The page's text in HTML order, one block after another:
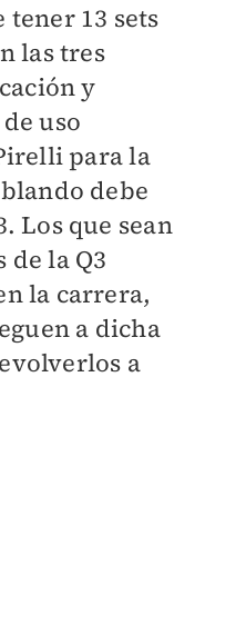
tener 13 sets
las tres
y
uso
para la
debe
Los que sean
de la Q3
la carrera,
a dicha
a